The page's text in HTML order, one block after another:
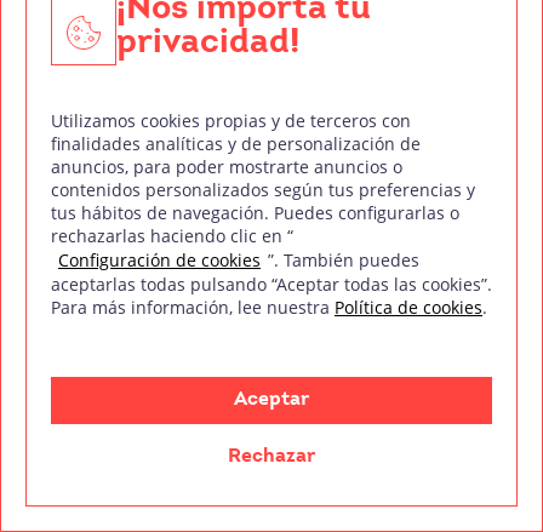
Piénsalo un segundo. Estás viendo un programa de
televisión en directo, o enganchado a una gala de
¡Nos importa tu
privacidad!
Utilizamos cookies propias y de terceros con
finalidades analíticas y de personalización de
anuncios, para poder mostrarte anuncios o
contenidos personalizados según tus preferencias y
tus hábitos de navegación. Puedes configurarlas o
rechazarlas haciendo clic en “
Configuración de cookies ”. También puedes
aceptarlas todas pulsando “Aceptar todas las cookies”.
Para más información, lee nuestra Política de cookies.
Aceptar
Rechazar